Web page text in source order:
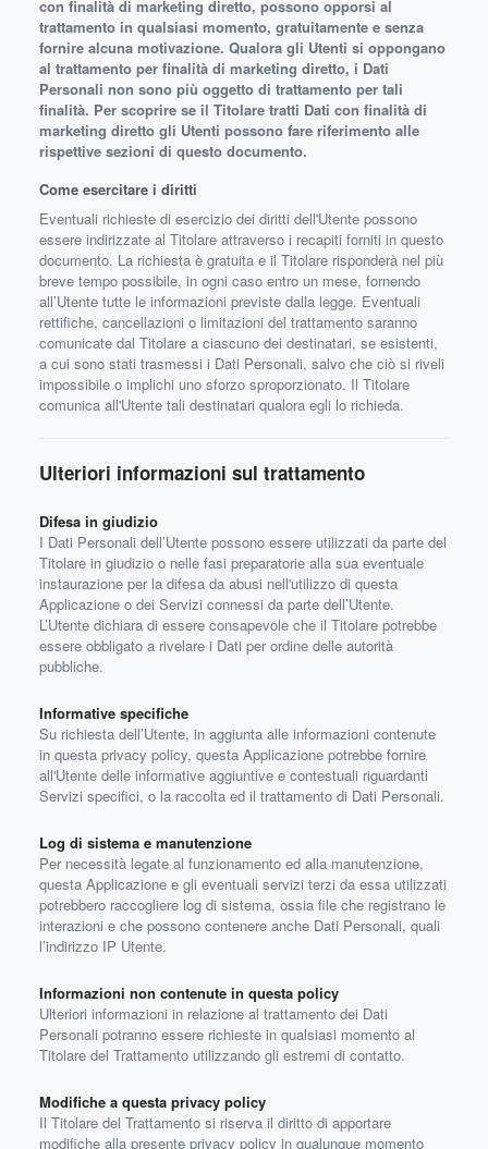
con finalità di marketing diretto, possono opporsi al
trattamento in qualsiasi momento, gratuitamente e senza
fornire alcuna motivazione. Qualora gli Utenti si oppongano
al trattamento per finalità di marketing diretto, i Dati
Personali non sono più oggetto di trattamento per tali
finalità. Per scoprire se il Titolare tratti Dati con finalità di
marketing diretto gli Utenti possono fare riferimento alle
rispettive sezioni di questo documento.
Come esercitare i diritti
Eventuali richieste di esercizio dei diritti dell'Utente possono
essere indirizzate al Titolare attraverso i recapiti forniti in questo
documento. La richiesta è gratuita e il Titolare risponderà nel più
breve tempo possibile, in ogni caso entro un mese, fornendo
all’Utente tutte le informazioni previste dalla legge. Eventuali
rettifiche, cancellazioni o limitazioni del trattamento saranno
comunicate dal Titolare a ciascuno dei destinatari, se esistenti,
a cui sono stati trasmessi i Dati Personali, salvo che ciò si riveli
impossibile o implichi uno sforzo sproporzionato. Il Titolare
comunica all'Utente tali destinatari qualora egli lo richieda.
Ulteriori informazioni sul trattamento
Difesa in giudizio
I Dati Personali dell’Utente possono essere utilizzati da parte del
Titolare in giudizio o nelle fasi preparatorie alla sua eventuale
instaurazione per la difesa da abusi nell'utilizzo di questa
Applicazione o dei Servizi connessi da parte dell’Utente.
L’Utente dichiara di essere consapevole che il Titolare potrebbe
essere obbligato a rivelare i Dati per ordine delle autorità
pubbliche.
Informative specifiche
Su richiesta dell’Utente, in aggiunta alle informazioni contenute
in questa privacy policy, questa Applicazione potrebbe fornire
all'Utente delle informative aggiuntive e contestuali riguardanti
Servizi specifici, o la raccolta ed il trattamento di Dati Personali.
Log di sistema e manutenzione
Per necessità legate al funzionamento ed alla manutenzione,
questa Applicazione e gli eventuali servizi terzi da essa utilizzati
potrebbero raccogliere log di sistema, ossia file che registrano le
interazioni e che possono contenere anche Dati Personali, quali
l’indirizzo IP Utente.
Informazioni non contenute in questa policy
Ulteriori informazioni in relazione al trattamento dei Dati
Personali potranno essere richieste in qualsiasi momento al
Titolare del Trattamento utilizzando gli estremi di contatto.
Modifiche a questa privacy policy
Il Titolare del Trattamento si riserva il diritto di apportare
modifiche alla presente privacy policy in qualunque momento